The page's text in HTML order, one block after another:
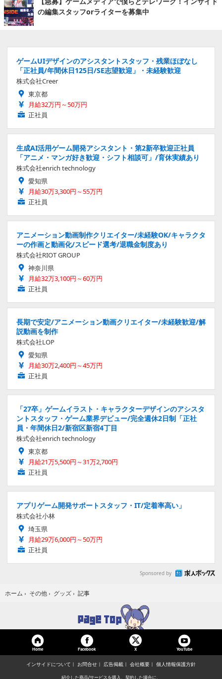
の編集スタッフorライターを募集中
ゲームUIデザインのアシスタントスタッフ・残業ほぼなし
「正社員/年間休日125日/SE志望歓迎」・未経験歓迎
株式会社Creer
東京都
月給32万円～50万円
正社員
生成AI活用ゲーム開発アシスタント・第2新卒歓迎正社員
「アニメ・マンガ好き歓迎・シフト相談可」/育休実績あり
株式会社enrich technology
愛知県
月給30万3,300円～55万円
正社員
アニメーション動画制作クリエイター/未経験OK/キャラクタ
ーの作画と動画化/スピード選考/退職金制度あり
株式会社RIOT GROUP
神奈川県
月給32万3,100円～60万円
正社員
長期で安定/アニメーション動画クリエイター/未経験歓迎/解
説動画を制作
株式会社LOP
愛知県
月給30万2,400円～45万円
正社員
「27卒」ゲームイラスト・キャラクターデザインのアシスタ
ントスタッフ・ゲーム業界デビュー/完全週休2日制「正社
員・年間休日2/新宿区新宿4丁目
株式会社enrich technology
東京都
月給21万5,500円～31万2,700円
正社員
アプリゲーム開発サポートスタッフ・IT/定着率高い」
株式会社小林
埼玉県
月給29万6,000円～50万円
正社員
Sponsored by
ホーム › その他 › グッズ › 記事
Home Facebook X YouTube
インサイドについて お問合せ 広告掲載 会社概要 個人情報保護方針
紹介した商品/サービスを購入、契約した場合に、